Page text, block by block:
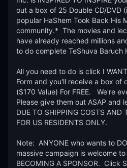
out a box of 25 Double CD/DVD
popular HaShem Took Back His
community.*  The movies and
have already reached millions
to do complete TeShuva Baruch
All you need to do is click I
Form and you'll receive a box of
($170 Value) For FREE.   We're
Please give them out ASAP and
DUE TO SHIPPING COSTS AND
FOR US RESIDENTS ONLY.
Note:  ANYONE who wants to
massive campaign is welcome to
BECOMING A SPONSOR.  Click